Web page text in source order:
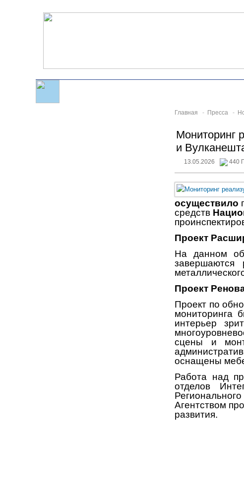
Главная - Пресса -
Мониторинг
и
13.05.2026 440
осуществило
средств
Проект
На данном
завершаются
Проект
Проект по
мониторинга
интерьер
сцены и
оснащены
Работа над
отделов
Агентством
развития.